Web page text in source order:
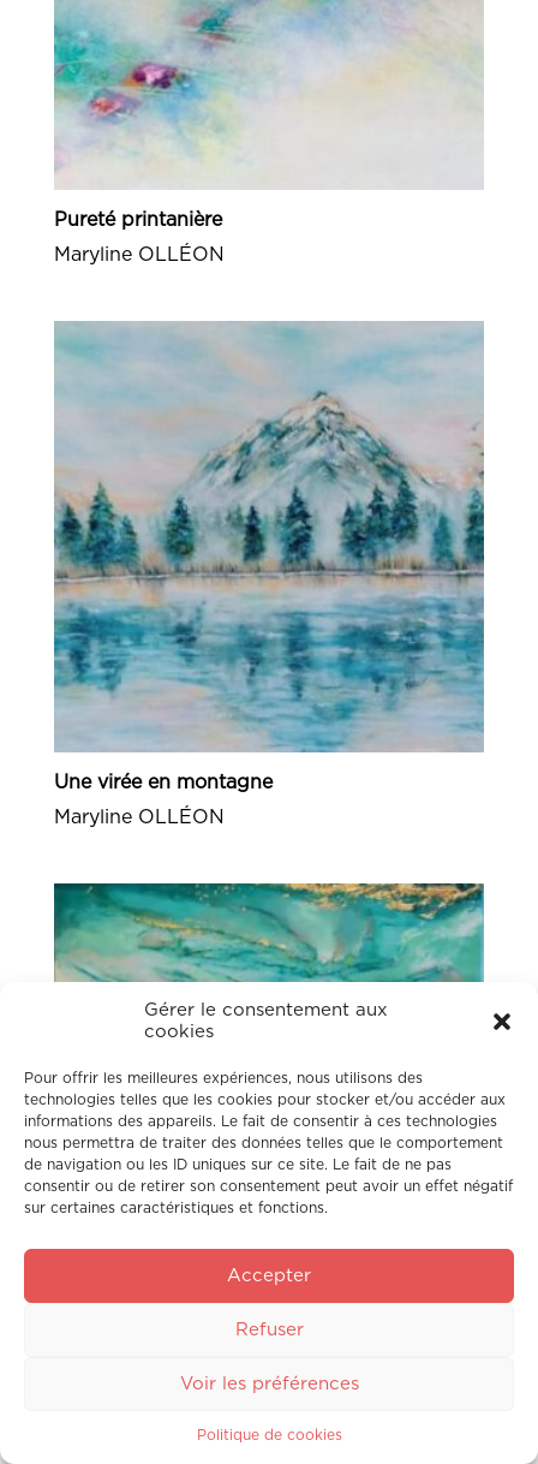
Gérer le consentement aux
cookies
Pour offrir les meilleures expériences, nous utilisons des
technologies telles que les cookies pour stocker et/ou accéder aux
informations des appareils. Le fait de consentir à ces technologies
nous permettra de traiter des données telles que le comportement
de navigation ou les ID uniques sur ce site. Le fait de ne pas
consentir ou de retirer son consentement peut avoir un effet négatif
sur certaines caractéristiques et fonctions.
Accepter
Refuser
Voir les préférences
Politique de cookies
Pureté printanière
Maryline OLLÉON
Une virée en montagne
Maryline OLLÉON
Maryline OLLÉON